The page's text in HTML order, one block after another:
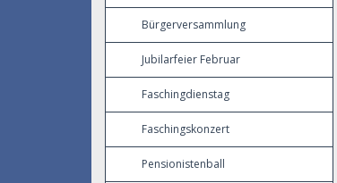
Bürgerversammlung
Jubilarfeier Februar
Faschingdienstag
Faschingskonzert
Pensionistenball